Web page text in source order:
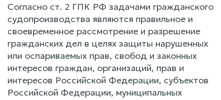
Согласно ст. 2 ГПК РФ задачами гражданского
судопроизводства являются правильное и
своевременное рассмотрение и разрешение
гражданских дел в целях защиты нарушенных
или оспариваемых прав, свобод и законных
интересов граждан, организаций, прав и
интересов Российской Федерации, субъектов
Российской Федерации, муниципальных